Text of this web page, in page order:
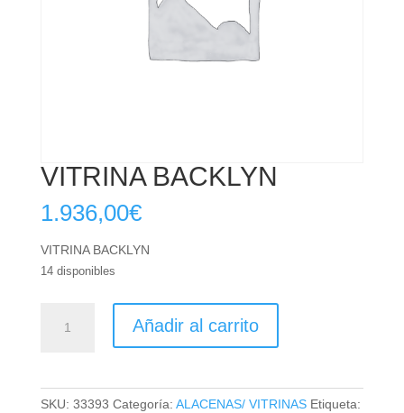
VITRINA BACKLYN
1.936,00€
VITRINA BACKLYN
14 disponibles
BACKLYN
Añadir al carrito
SKU: 33393 Categoría: ALACENAS/ VITRINAS Etiqueta: